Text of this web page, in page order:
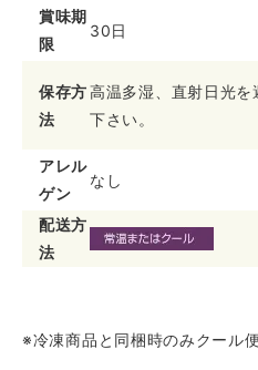
賞味期
限
30日
保存方
法
高温多湿、直射日光
下さい。
アレル
ゲン
なし
配送方
法
※冷凍商品と同梱時のみクール